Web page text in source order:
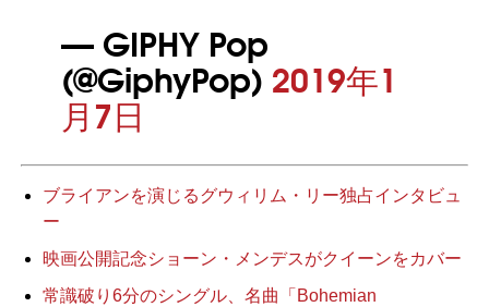
— GIPHY Pop
(@GiphyPop) 2019年1
月7日
ブライアンを演じるグウィリム・リー独占インタビュ
ー
映画公開記念ショーン・メンデスがクイーンをカバー
常識破り6分のシングル、名曲「Bohemian